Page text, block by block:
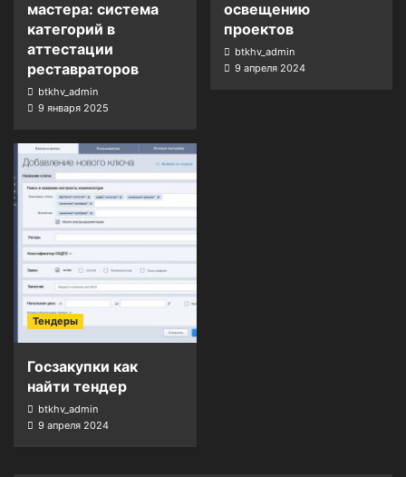
мастера: система
категорий в
аттестации
реставраторов
btkhv_admin
9 января 2025
освещению
проектов
btkhv_admin
9 апреля 2024
Тендеры
Госзакупки как
найти тендер
btkhv_admin
9 апреля 2024